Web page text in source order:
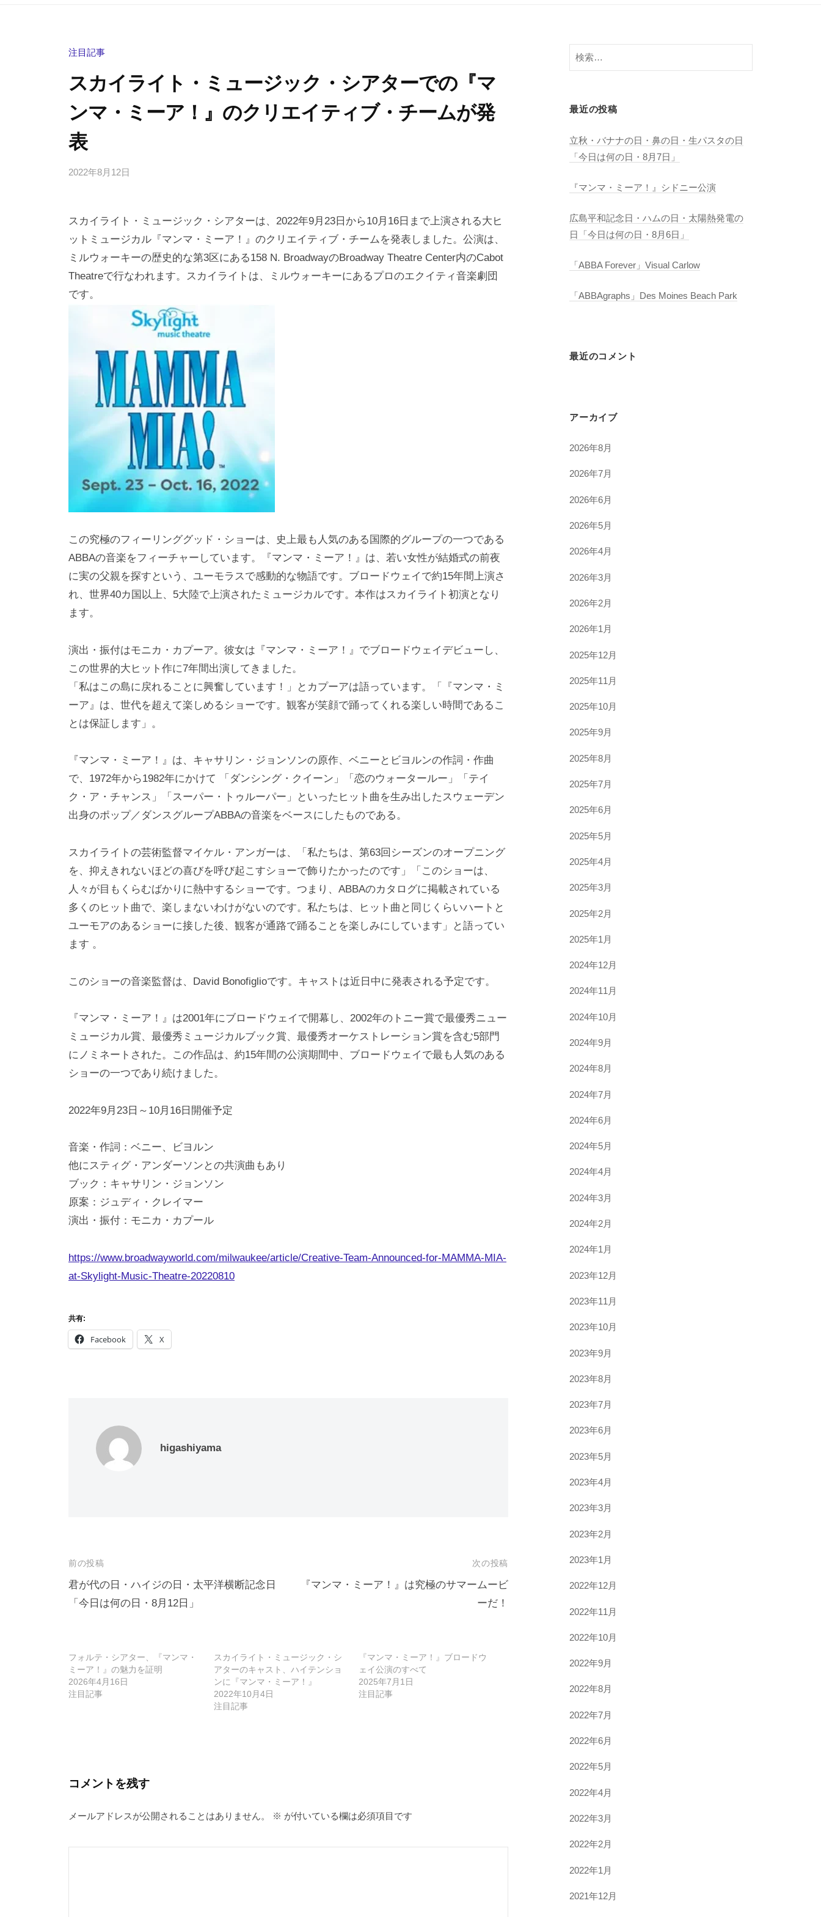
注目記事
スカイライト・ミュージック・シアターでの『マ
ンマ・ミーア！』のクリエイティブ・チームが発
表
2022年8月12日
g
a
s
y
m
a
の
コ
メ
ン
スカイライト・ミュージック・シアターは、2022年9月23日から10月16日まで上演される大ヒ
ットミュージカル『マンマ・ミーア！』のクリエイティブ・チームを発表しました。公演は、
ミルウォーキーの歴史的な第3区にある158 N. BroadwayのBroadway Theatre Center内のCabot
Theatreで行なわれます。スカイライトは、ミルウォーキーにあるプロのエクイティ音楽劇団
です。
この究極のフィーリンググッド・ショーは、史上最も人気のある国際的グループの一つである
ABBAの音楽をフィーチャーしています。『マンマ・ミーア！』は、若い女性が結婚式の前夜
に実の父親を探すという、ユーモラスで感動的な物語です。ブロードウェイで約15年間上演さ
れ、世界40カ国以上、5大陸で上演されたミュージカルです。本作はスカイライト初演となり
ます。
演出・振付はモニカ・カプーア。彼女は『マンマ・ミーア！』でブロードウェイデビューし、
この世界的大ヒット作に7年間出演してきました。
「私はこの島に戻れることに興奮しています！」とカプーアは語っています。「『マンマ・ミ
ーア』は、世代を超えて楽しめるショーです。観客が笑顔で踊ってくれる楽しい時間であるこ
とは保証します」。
『マンマ・ミーア！』は、キャサリン・ジョンソンの原作、ベニーとビヨルンの作詞・作曲
で、1972年から1982年にかけて 「ダンシング・クイーン」「恋のウォータールー」「テイ
ク・ア・チャンス」「スーパー・トゥルーパー」といったヒット曲を生み出したスウェーデン
出身のポップ／ダンスグループABBAの音楽をベースにしたものである。
スカイライトの芸術監督マイケル・アンガーは、「私たちは、第63回シーズンのオープニング
を、抑えきれないほどの喜びを呼び起こすショーで飾りたかったのです」「このショーは、
人々が目もくらむばかりに熱中するショーです。つまり、ABBAのカタログに掲載されている
多くのヒット曲で、楽しまないわけがないのです。私たちは、ヒット曲と同じくらいハートと
ユーモアのあるショーに接した後、観客が通路で踊ることを楽しみにしています」と語ってい
ます 。
このショーの音楽監督は、David Bonofiglioです。キャストは近日中に発表される予定です。
『マンマ・ミーア！』は2001年にブロードウェイで開幕し、2002年のトニー賞で最優秀ニュー
ミュージカル賞、最優秀ミュージカルブック賞、最優秀オーケストレーション賞を含む5部門
にノミネートされた。この作品は、約15年間の公演期間中、ブロードウェイで最も人気のある
ショーの一つであり続けました。
2022年9月23日～10月16日開催予定
音楽・作詞：ベニー、ビヨルン
他にスティグ・アンダーソンとの共演曲もあり
ブック：キャサリン・ジョンソン
原案：ジュディ・クレイマー
演出・振付：モニカ・カプール
https://www.broadwayworld.com/milwaukee/article/Creative-Team-Announced-for-MAMMA-MIA-
at-Skylight-Music-Theatre-20220810
共有:
Facebook X
higashiyama
投
稿
ナ
ー
シ
前の投稿
君が代の日・ハイジの日・太平洋横断記念日
「今日は何の日・8月12日」
次の投稿
『マンマ・ミーア！』は究極のサマームービ
ーだ！
フォルテ・シアター、『マンマ・
ミーア！』の魅力を証明
2026年4月16日
注目記事
スカイライト・ミュージック・シ
アターのキャスト、ハイテンショ
ンに『マンマ・ミーア！』
2022年10月4日
注目記事
『マンマ・ミーア！』ブロードウ
ェイ公演のすべて
2025年7月1日
注目記事
コメントを残す
メールアドレスが公開されることはありません。 ※ が付いている欄は必須項目です
検
索:
最近の投稿
立秋・バナナの日・鼻の日・生パスタの日
「今日は何の日・8月7日」
『マンマ・ミーア！』シドニー公演
広島平和記念日・ハムの日・太陽熱発電の
日「今日は何の日・8月6日」
「ABBA Forever」Visual Carlow
「ABBAgraphs」Des Moines Beach Park
最近のコメント
アーカイブ
2026年8月
2026年7月
2026年6月
2026年5月
2026年4月
2026年3月
2026年2月
2026年1月
2025年12月
2025年11月
2025年10月
2025年9月
2025年8月
2025年7月
2025年6月
2025年5月
2025年4月
2025年3月
2025年2月
2025年1月
2024年12月
2024年11月
2024年10月
2024年9月
2024年8月
2024年7月
2024年6月
2024年5月
2024年4月
2024年3月
2024年2月
2024年1月
2023年12月
2023年11月
2023年10月
2023年9月
2023年8月
2023年7月
2023年6月
2023年5月
2023年4月
2023年3月
2023年2月
2023年1月
2022年12月
2022年11月
2022年10月
2022年9月
2022年8月
2022年7月
2022年6月
2022年5月
2022年4月
2022年3月
2022年2月
2022年1月
2021年12月